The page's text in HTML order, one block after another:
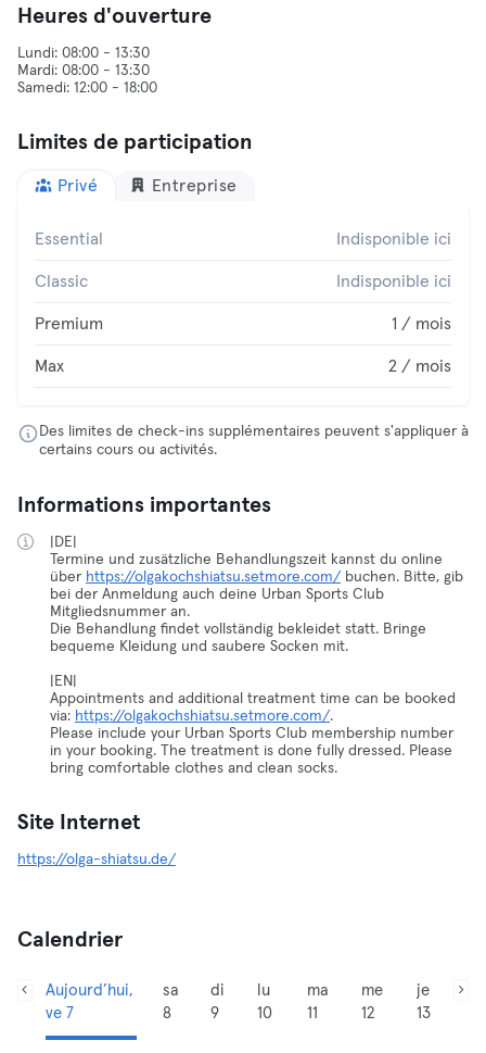
Heures d'ouverture
Lundi: 08:00 - 13:30
Mardi: 08:00 - 13:30
Limites de participation
Privé Entreprise
Essential Indisponible ici
Classic Indisponible ici
Premium 1 / mois
Max 2 / mois
Des limites de check-ins supplémentaires peuvent s'appliquer à
certains cours ou activités.
Informations importantes
|DE|
Termine und zusätzliche Behandlungszeit kannst du online
über https://olgakochshiatsu.setmore.com/ buchen. Bitte, gib
bei der Anmeldung auch deine Urban Sports Club
Mitgliedsnummer an.
Die Behandlung findet vollständig bekleidet statt. Bringe
bequeme Kleidung und saubere Socken mit.
|EN|
Appointments and additional treatment time can be booked
via: https://olgakochshiatsu.setmore.com/.
Please include your Urban Sports Club membership number
in your booking. The treatment is done fully dressed. Please
bring comfortable clothes and clean socks.
Site Internet
https://olga-shiatsu.de/
Calendrier
Aujourd’hui,
ve 7
sa
8
di
9
lu
10
ma
11
me
12
je
13